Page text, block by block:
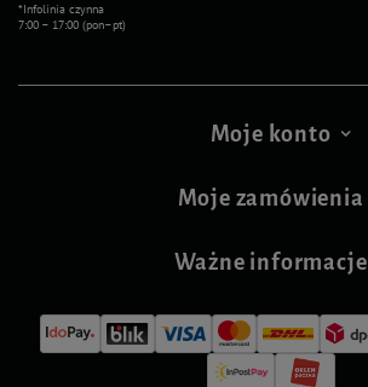
*Infolinia czynna
7:00 – 17:00 (pon–pt)
Moje konto
Moje zamówienia
Ważne informacje